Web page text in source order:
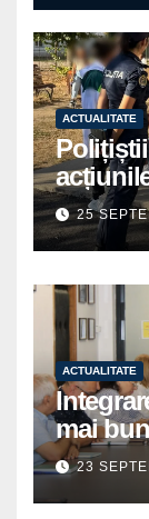
ACTUALITATE
25
ACTUALITATE
mai
publice
23